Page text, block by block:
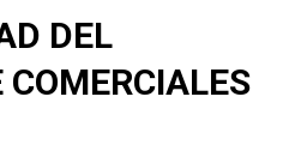
DEL
COMERCIALES